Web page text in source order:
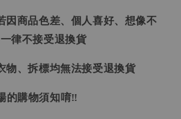
因商品色差、個人喜好、想像不
律不接受退換貨
物、拆標均無法接受退換貨
的購物須知唷‼